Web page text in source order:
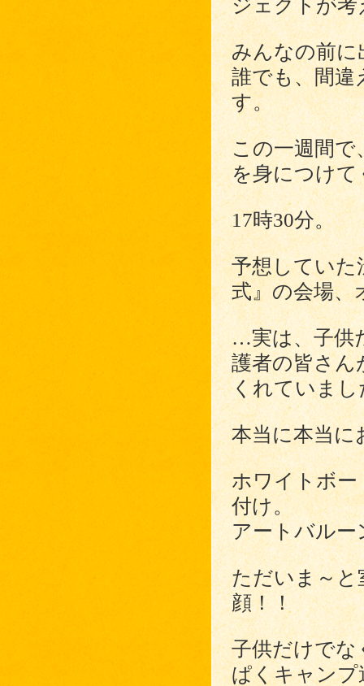
ジェクトが
みんなの前に
誰でも、間
す。
この一週間で
を身につけ
17時30分。
予想していた
式』の会場、
…実は、子供
護者の皆さん
くれていまし
本当に本当に
ホワイトボ
付け。
アートバル
ただいま～と
顔！！
子供だけでな
ぱくキャン